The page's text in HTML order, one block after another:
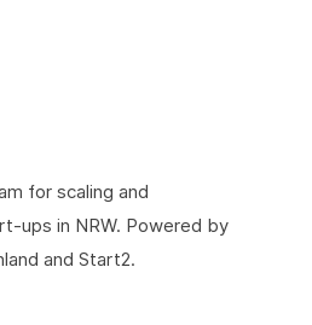
for scaling and
ups in NRW. Powered by
and Start2.